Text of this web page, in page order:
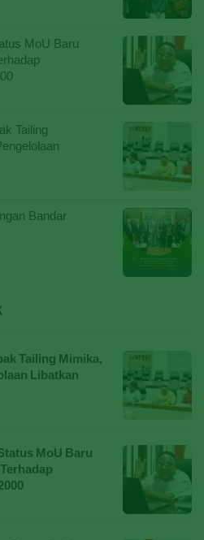
MoU Baru
Tailing
Bandar
Tailing Mimika,
Libatkan
MoU Baru